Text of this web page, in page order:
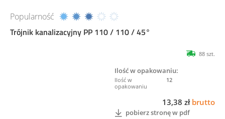
Popularność
Trójnik kanalizacyjny PP 110 / 110 / 45°
88 szt.
Ilość w opakowaniu:
12
13,38 zł brutto
pobierz stronę w pdf